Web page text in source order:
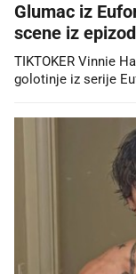
Glumac iz
scene iz
TIKTOKER Vinnie
golotinje iz serije